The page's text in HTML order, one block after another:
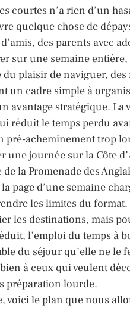
courtes n’a rien d’un
quelque chose de
des parents avec
sur une semaine
plaisir de naviguer,
un cadre simple à
avantage stratégique. La
réduit le temps perdu
pré-acheminement trop
une journée sur la Côte
la Promenade des
page d’une semaine
les limites du
les destinations, mais
l’emploi du temps à
du séjour qu’elle ne
à ceux qui veulent
préparation lourde.
voici le plan que nous